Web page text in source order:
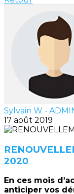
Sylvain W -
17 août 2019
2020
En ces mois
anticiper vos